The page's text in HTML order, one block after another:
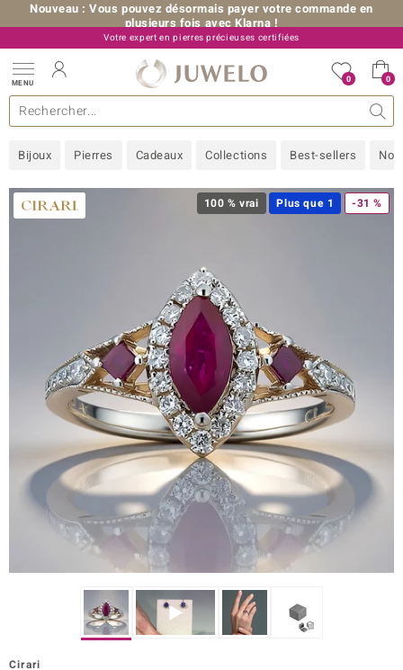
Nouveau : Vous pouvez désormais payer votre commande en
plusieurs fois avec Klarna !
Votre expert en pierres précieuses certifiées
+33 (0) 176 54 10 36
MENU 0 0
Bijoux Pierres Cadeaux Collections Best-sellers
bijoux Design Métal Précieux Taille de bague
précieuses Pierres préférées Pierres précieuses par couleur
collections
with Love
Designs
de A à Z Généralités Bon à savoir Nos conseils
Ventes-flash Juwelo
100 % vrai Plus que 1 -31 %
Cirari